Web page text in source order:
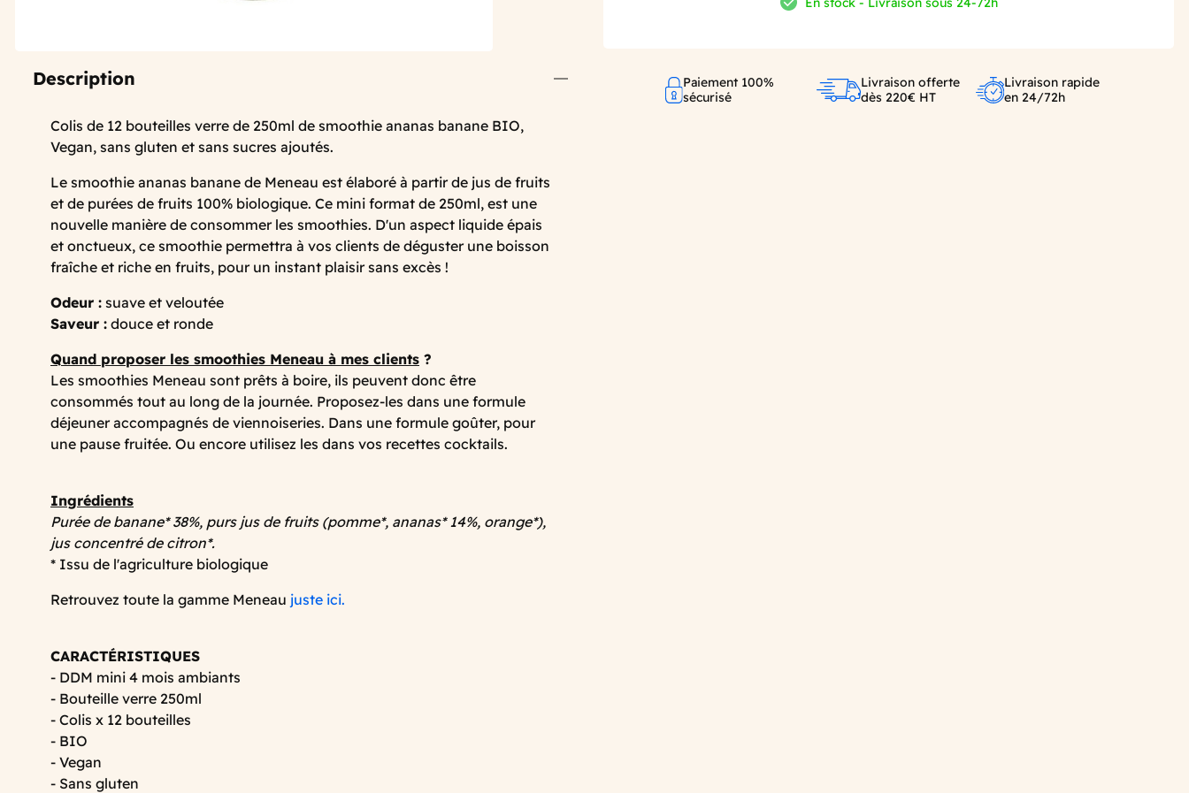
Description
Colis de 12 bouteilles verre de 250ml de smoothie ananas banane BIO,
Vegan, sans gluten et sans sucres ajoutés.
Le smoothie ananas banane de Meneau est élaboré à partir de jus de fruits
et de purées de fruits 100% biologique. Ce mini format de 250ml, est une
nouvelle manière de consommer les smoothies. D'un aspect liquide épais
et onctueux, ce smoothie permettra à vos clients de déguster une boisson
fraîche et riche en fruits, pour un instant plaisir sans excès !
Odeur : suave et veloutée
Saveur : douce et ronde
Quand proposer les smoothies Meneau à mes clients ?
Les smoothies Meneau sont prêts à boire, ils peuvent donc être
consommés tout au long de la journée. Proposez-les dans une formule
déjeuner accompagnés de viennoiseries. Dans une formule goûter, pour
une pause fruitée. Ou encore utilisez les dans vos recettes cocktails.
Ingrédients
Purée de banane* 38%, purs jus de fruits (pomme*, ananas* 14%, orange*),
jus concentré de citron*.
* Issu de l'agriculture biologique
Retrouvez toute la gamme Meneau juste ici.
CARACTÉRISTIQUES
- DDM mini 4 mois ambiants
- Bouteille verre 250ml
- Colis x 12 bouteilles
- BIO
- Vegan
- Sans gluten
Paiement 100%
sécurisé
Livraison offerte
dès 220€ HT
Livraison rapide
en 24/72h